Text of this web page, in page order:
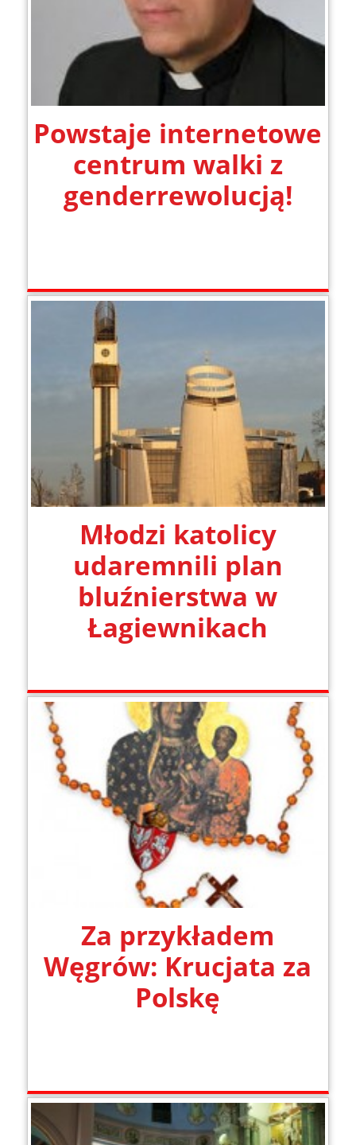
Powstaje internetowe
centrum walki z
genderrewolucją!
Młodzi katolicy
udaremnili plan
bluźnierstwa w
Łagiewnikach
Za przykładem
Węgrów: Krucjata za
Polskę